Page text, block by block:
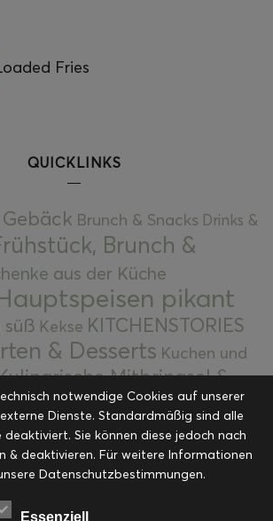
Fries
QUICKLINKS
Brunch & Snacks Drinks &
Brunch &
aus der Küche
pikant
süß Kekse KITCHENSTORIES
& Desserts Kuchen und
Mitbringsel &
Ohne Kategorie Ostern Resteküche
SliderStartseite
& Vorspeisen Vorspeisen &
Salate & Suppen
Workshops & Events
notwendige Cookies auf unserer
Dienste. Standardmäßig sind alle
deaktiviert. Sie können diese jedoch nach
& deaktivieren. Für weitere Informationen
Datenschutzbestimmungen.
Essenziell